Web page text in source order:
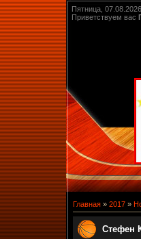
Пятница,
Приветствуем вас
Главная » 2017 »
Стефен